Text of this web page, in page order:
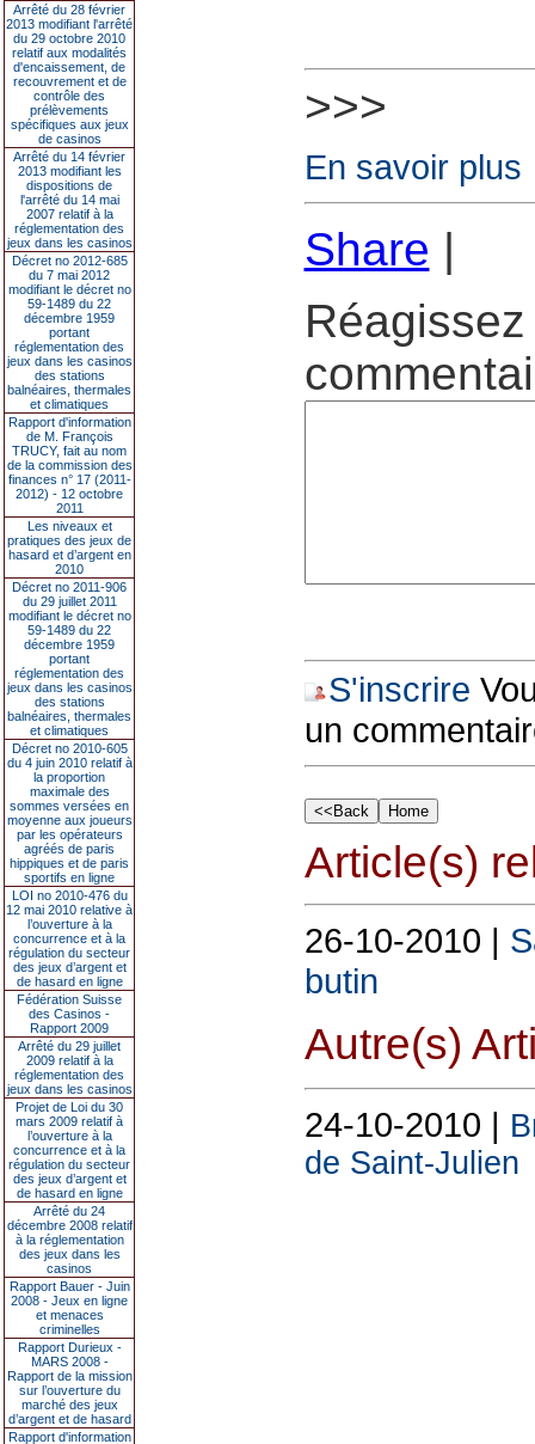
Arrêté du 28 février
2013 modifiant l'arrêté
du 29 octobre 2010
relatif aux modalités
d'encaissement, de
recouvrement et de
contrôle des
prélèvements
spécifiques aux jeux
de casinos
Arrêté du 14 février
2013 modifiant les
dispositions de
l'arrêté du 14 mai
2007 relatif à la
réglementation des
jeux dans les casinos
Décret no 2012-685
du 7 mai 2012
modifiant le décret no
59-1489 du 22
décembre 1959
portant
réglementation des
jeux dans les casinos
des stations
balnéaires, thermales
et climatiques
Rapport d'information
de M. François
TRUCY, fait au nom
de la commission des
finances n° 17 (2011-
2012) - 12 octobre
2011
Les niveaux et
pratiques des jeux de
hasard et d’argent en
2010
Décret no 2011-906
du 29 juillet 2011
modifiant le décret no
59-1489 du 22
décembre 1959
portant
réglementation des
jeux dans les casinos
des stations
balnéaires, thermales
et climatiques
Décret no 2010-605
du 4 juin 2010 relatif à
la proportion
maximale des
sommes versées en
moyenne aux joueurs
par les opérateurs
agréés de paris
hippiques et de paris
sportifs en ligne
LOI no 2010-476 du
12 mai 2010 relative à
l’ouverture à la
concurrence et à la
régulation du secteur
des jeux d’argent et
de hasard en ligne
Fédération Suisse
des Casinos -
Rapport 2009
Arrêté du 29 juillet
2009 relatif à la
réglementation des
jeux dans les casinos
Projet de Loi du 30
mars 2009 relatif à
l’ouverture à la
concurrence et à la
régulation du secteur
des jeux d’argent et
de hasard en ligne
Arrêté du 24
décembre 2008 relatif
à la réglementation
des jeux dans les
casinos
Rapport Bauer - Juin
2008 - Jeux en ligne
et menaces
criminelles
Rapport Durieux -
MARS 2008 -
Rapport de la mission
sur l’ouverture du
marché des jeux
d’argent et de hasard
Rapport d'information
>>>
En savoir plus
Share |
S'inscrire
un
Article(s)
26-10-2010 |
butin
Autre(s)
24-10-2010 |
de Saint-Julien